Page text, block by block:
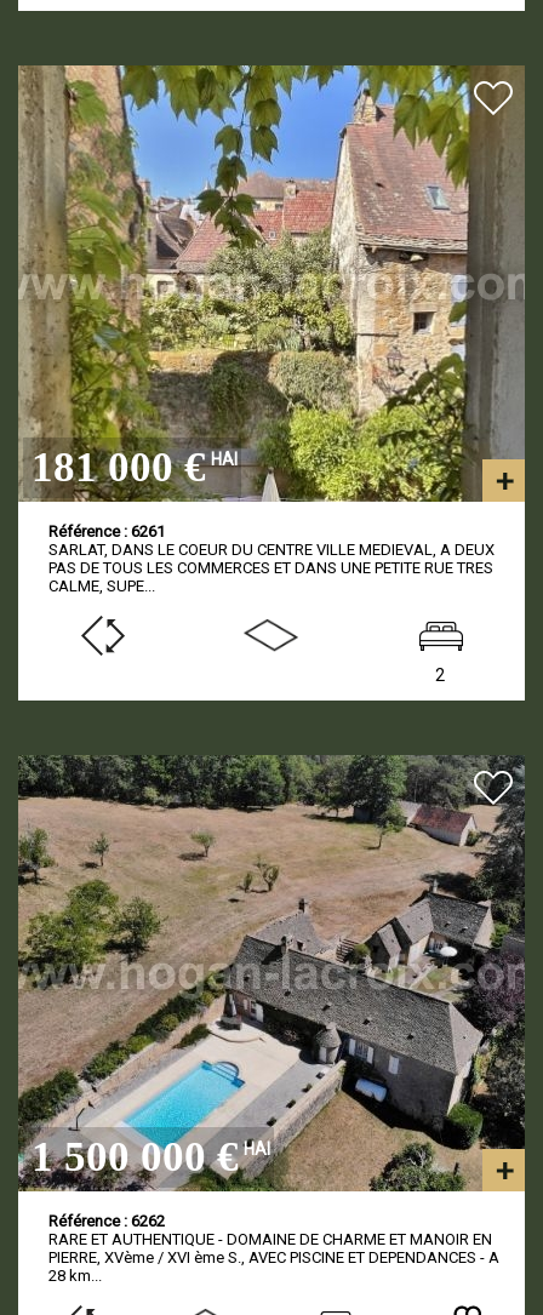
181 000 € HAI
Référence : 6261
SARLAT, DANS LE COEUR DU CENTRE VILLE MEDIEVAL, A DEUX
PAS DE TOUS LES COMMERCES ET DANS UNE PETITE RUE TRES
CALME, SUPE...
2
1 500 000 € HAI
Référence : 6262
RARE ET AUTHENTIQUE - DOMAINE DE CHARME ET MANOIR EN
PIERRE, XVème / XVI ème S., AVEC PISCINE ET DEPENDANCES - A
28 km...